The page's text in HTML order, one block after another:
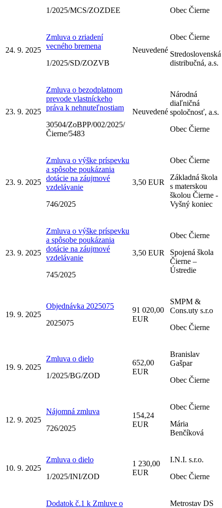
1/2025/MCS/ZOZDEE Obec Čierne
24. 9. 2025
Zmluva o zriadení
vecného bremena
1/2025/SD/ZOZVB
Neuvedené
Obec Čierne
Stredoslovenská
distribučná, a.s.
23. 9. 2025
Zmluva o bezodplatnom
prevode vlastníckeho
práva k nehnuteľnostiam
30504/ZoBPP/002/2025/
Čierne/5483
Neuvedené
Národná
diaľničná
spoločnosť, a.s.
Obec Čierne
23. 9. 2025
Zmluva o výške príspevku
a spôsobe poukázania
dotácie na záujmové
vzdelávanie
746/2025
3,50 EUR
Obec Čierne
Základná škola
s materskou
školou Čierne -
Vyšný koniec
23. 9. 2025
Zmluva o výške príspevku
a spôsobe poukázania
dotácie na záujmové
vzdelávanie
745/2025
3,50 EUR
Obec Čierne
Spojená škola
Čierne –
Ústredie
19. 9. 2025
Objednávka 2025075
2025075
91 020,00
EUR
SMPM &
Cons.uty s.r.o
Obec Čierne
19. 9. 2025
Zmluva o dielo
1/2025/BG/ZOD
652,00
EUR
Branislav
Gašpar
Obec Čierne
12. 9. 2025
Nájomná zmluva
726/2025
154,24
EUR
Obec Čierne
Mária
Benčíková
10. 9. 2025
Zmluva o dielo
1/2025/INI/ZOD
1 230,00
EUR
I.N.I. s.r.o.
Obec Čierne
Dodatok č.1 k Zmluve o
Metrostav DS